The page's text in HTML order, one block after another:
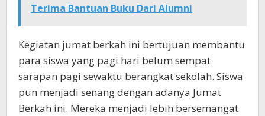
Terima Bantuan Buku Dari Alumni
Kegiatan jumat berkah ini bertujuan membantu
para siswa yang pagi hari belum sempat
sarapan pagi sewaktu berangkat sekolah. Siswa
pun menjadi senang dengan adanya Jumat
Berkah ini. Mereka menjadi lebih bersemangat